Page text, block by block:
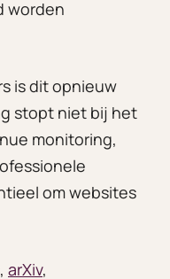
worden
is dit opnieuw
stopt niet bij het
monitoring,
om websites
, arXiv,